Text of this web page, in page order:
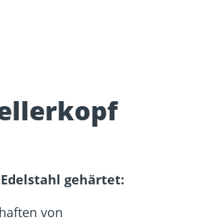
gehärtet:
von